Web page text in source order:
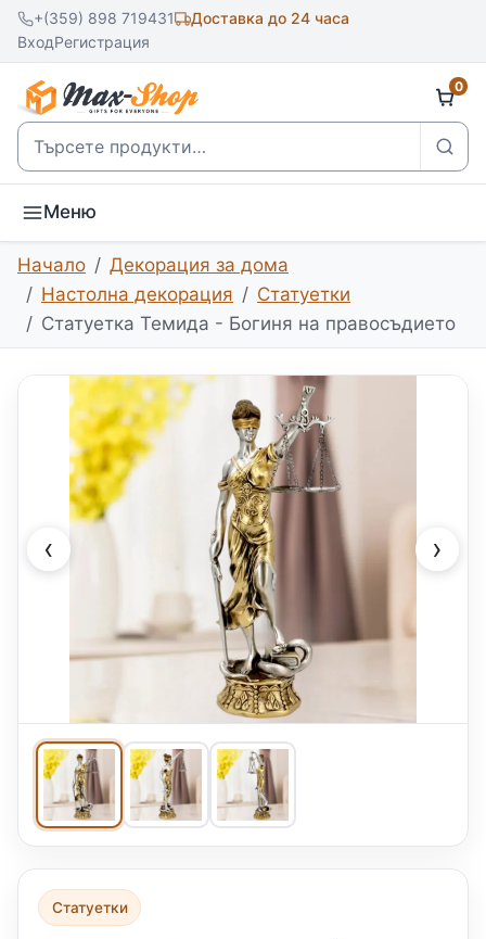
+(359) 898 719431
Доставка до 24 часа
ВходРегистрация
Търсене
0
Меню
Начало
Декорация за дома
Настолна декорация
Статуетки
Статуетка Темида - Богиня на правосъдието
‹ ›
Статуетки